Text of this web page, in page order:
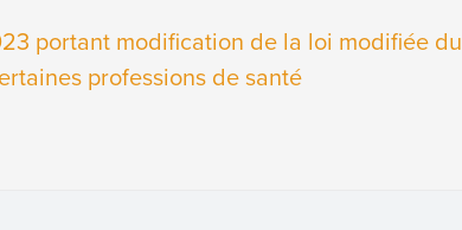
portant modification de la loi modifiée
professions de santé